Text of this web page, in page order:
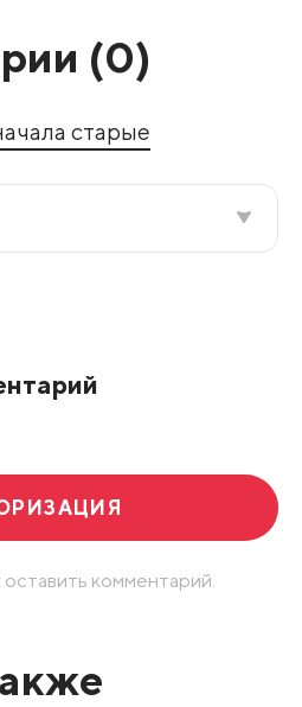
(0)
старые
комментарий.